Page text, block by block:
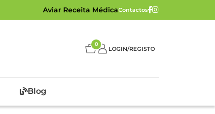
Aviar Receita MédicaContactos
0
LOGIN/REGISTO
Blog